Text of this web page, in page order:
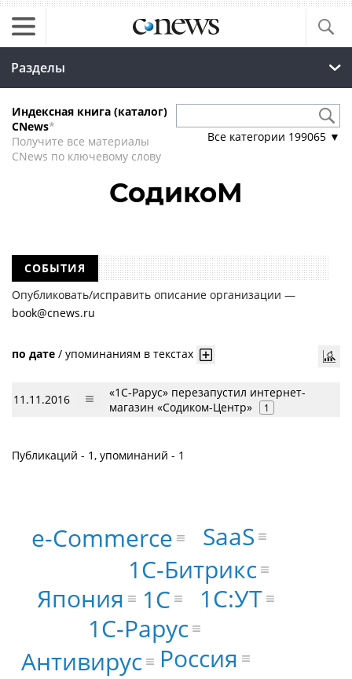
Разделы
Индексная книга (каталог)
CNews*
Получите все материалы
CNews по ключевому слову
Все категории 199065 ▼
СодикоМ
СОБЫТИЯ
Опубликовать/исправить описание организации —
book@cnews.ru
по дате / упоминаниям в текстах
11.11.2016
«1С-Рарус» перезапустил интернет-
магазин «Содиком-Центр»
1
Публикаций - 1, упоминаний - 1
1С
1С-Битрикс
1С-Рарус
SaaS
e-Commerce
Антивирус
1С:УТ
Россия
Япония